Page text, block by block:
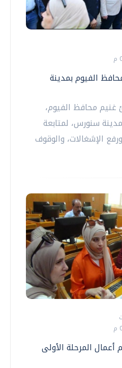
الفيوم بمدينة
غنيم محافظ الفيوم،
سنورس، لمتابعة
الإشغالات، والوقوف
المرحلة الأولى